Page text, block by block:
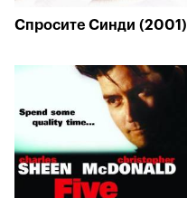
Спросите Синди (2001)